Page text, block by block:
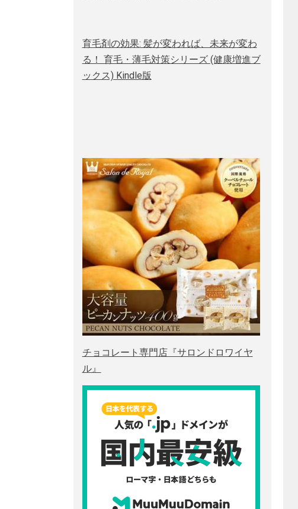
育毛剤の効果: 髪が変われば、未来が変わ
る！ 育毛・薄毛対策シリーズ (健康増進ブ
ックス) Kindle版
チョコレート専門店『サロンドロワイヤ
ル』